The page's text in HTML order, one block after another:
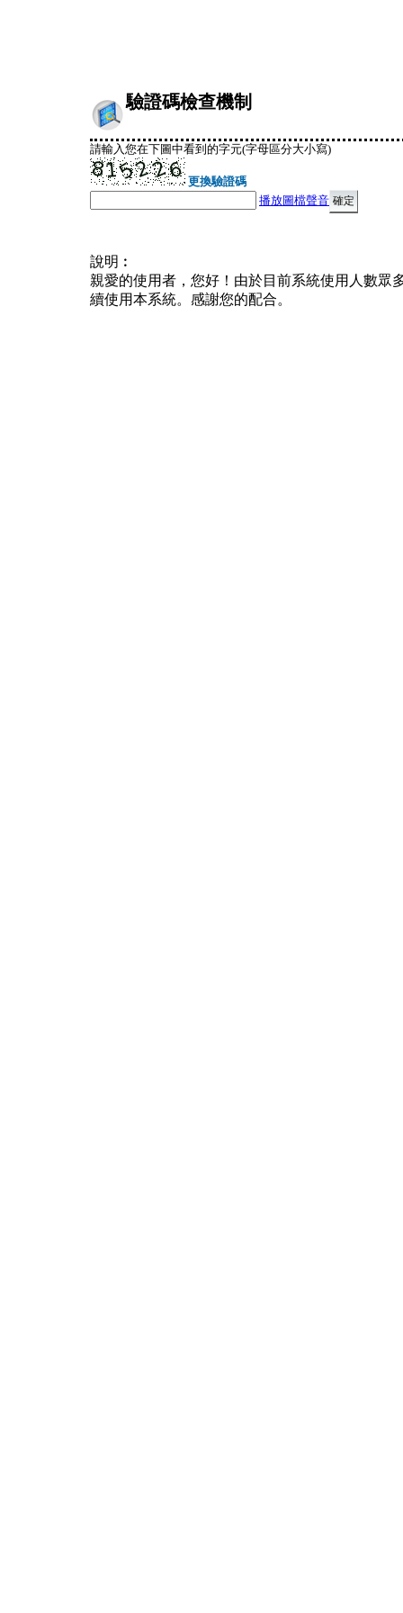
驗證碼檢查機制
請輸入您在下圖中看到的字元(字母區分大小寫)
更換驗證碼
播放圖檔聲音
說明︰
親愛的使用者，您好！由於目前系統使用人數眾
續使用本系統。感謝您的配合。